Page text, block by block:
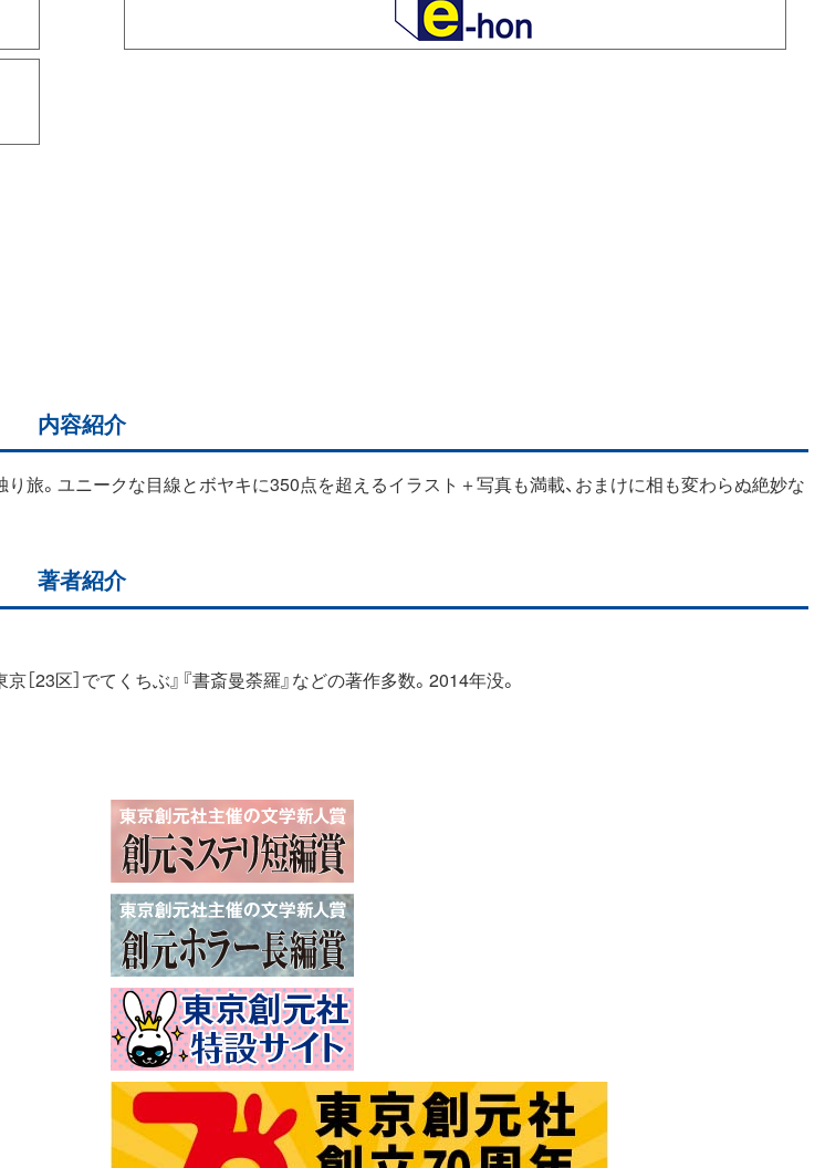
内容紹介
旅。ユニークな目線とボヤキに350点を超えるイラスト＋写真も満載、おまけに相も変わらぬ絶妙な
著者紹介
23区］でてくちぶ』『書斎曼荼羅』などの著作多数。2014年没。